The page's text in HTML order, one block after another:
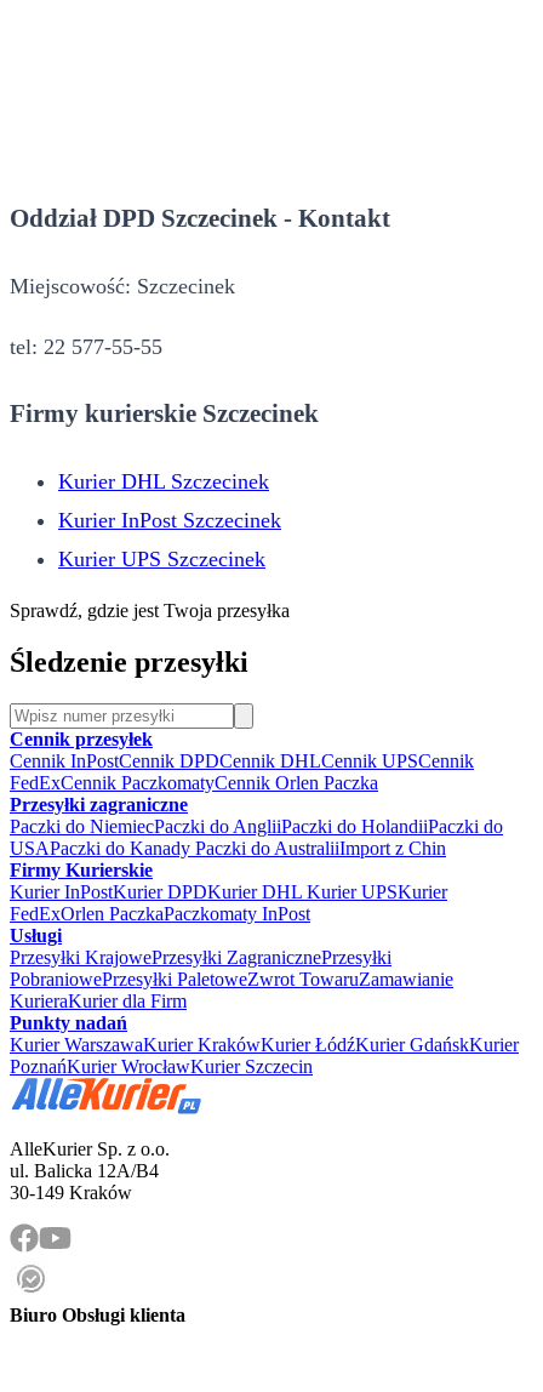
Oddział DPD Szczecinek - Kontakt
Miejscowość: Szczecinek
tel: 22 577-55-55
Firmy kurierskie Szczecinek
Kurier DHL Szczecinek
Kurier InPost Szczecinek
Kurier UPS Szczecinek
Sprawdź, gdzie jest Twoja przesyłka
Śledzenie przesyłki
Cennik przesyłek
Cennik InPostCennik DPDCennik DHLCennik UPSCennik
FedExCennik PaczkomatyCennik Orlen Paczka
Przesyłki zagraniczne
Paczki do NiemiecPaczki do AngliiPaczki do HolandiiPaczki do
USAPaczki do Kanady Paczki do AustraliiImport z Chin
Firmy Kurierskie
Kurier InPostKurier DPDKurier DHL Kurier UPSKurier
FedExOrlen PaczkaPaczkomaty InPost
Usługi
Przesyłki KrajowePrzesyłki ZagranicznePrzesyłki
PobraniowePrzesyłki PaletoweZwrot TowaruZamawianie
KurieraKurier dla Firm
Punkty nadań
Kurier WarszawaKurier KrakówKurier ŁódźKurier GdańskKurier
PoznańKurier WrocławKurier Szczecin
AlleKurier Sp. z o.o.
ul. Balicka 12A/B4
30-149 Kraków
Biuro Obsługi klienta